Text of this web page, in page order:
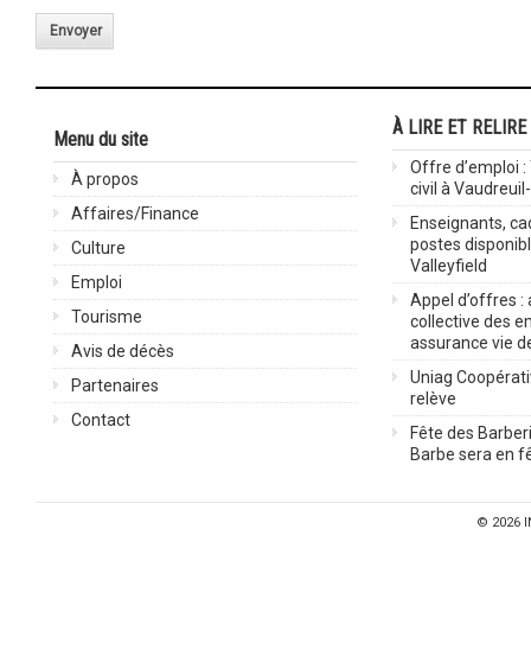
Envoyer
Menu du site
À propos
Affaires/Finance
Culture
Emploi
Tourisme
Avis de décès
Partenaires
Contact
À LIRE ET RELIRE
Offre d’emploi
civil à
Enseignants,
postes
Valleyfield
Appel d’offres :
collective des
assurance vie
Uniag
relève
Fête des
Barbe sera en
© 2026